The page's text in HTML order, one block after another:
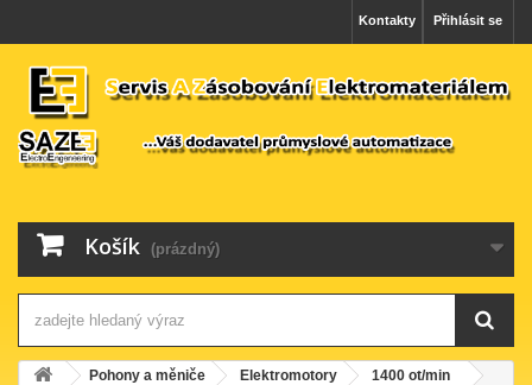
Přihlásit se
Kontakty
Košík (prázdný)
Pohony a měniče Elektromotory
1400 ot/min